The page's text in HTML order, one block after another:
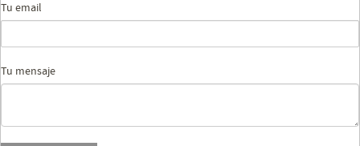
Tu email
Tu mensaje